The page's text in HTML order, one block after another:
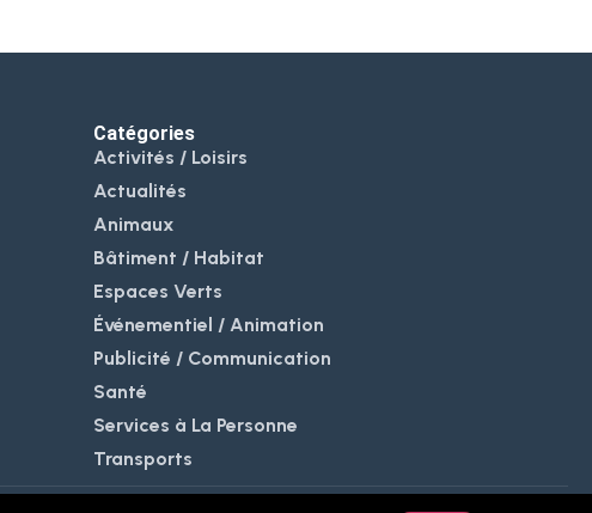
Catégories
Activités / Loisirs
Actualités
Animaux
Bâtiment / Habitat
Espaces Verts
Événementiel / Animation
Publicité / Communication
Santé
Services à La Personne
Transports